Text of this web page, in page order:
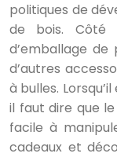
politiques de
de bois. Côté
d’emballage
d’autres
à bulles.
il faut dire que
facile à
cadeaux et